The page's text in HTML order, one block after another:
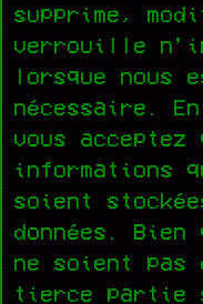
supprime,
verrouille
lorsque nous
nécessaire.
vous
informations
soient
données. Bien
ne soient pas
tierce partie